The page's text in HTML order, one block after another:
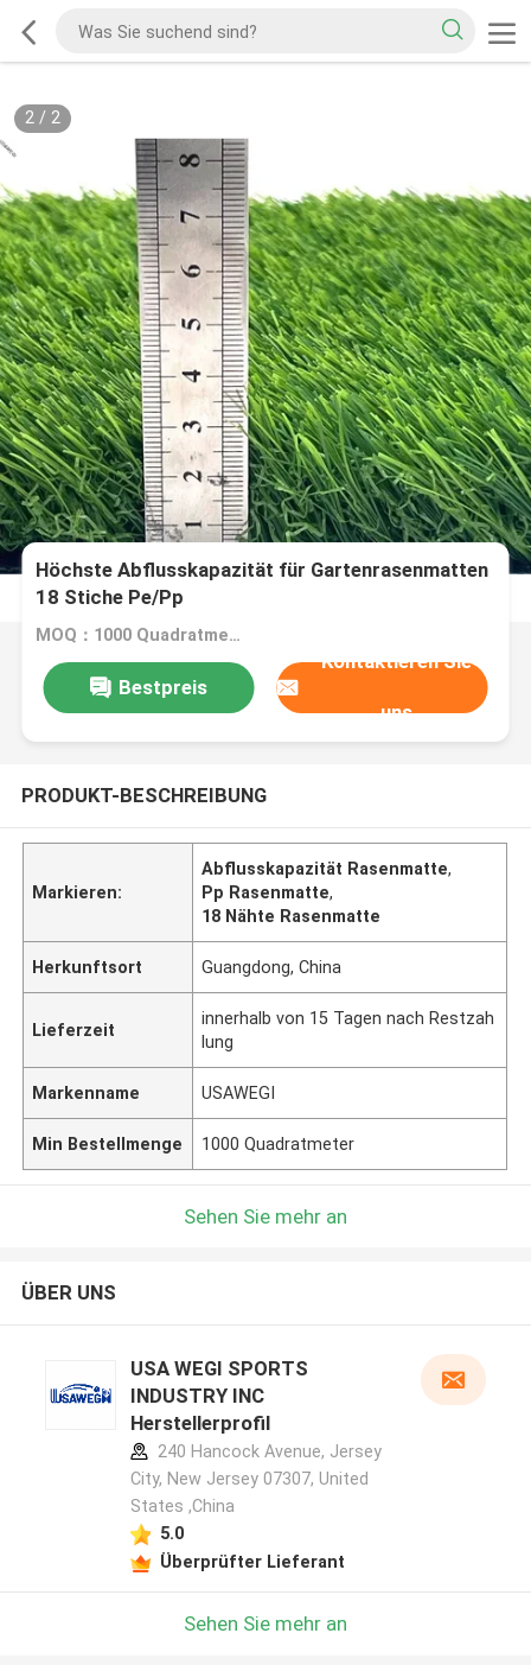
2/ 2
Höchste Abflusskapazität für Gartenrasenmatten
18 Stiche Pe/Pp
MOQ：1000 Quadratmeter
Bestpreis
Kontaktieren Sie
uns
PRODUKT-BESCHREIBUNG
Markieren:
Abflusskapazität Rasenmatte,
Pp Rasenmatte,
18 Nähte Rasenmatte
Herkunftsort Guangdong, China
Lieferzeit
innerhalb von 15 Tagen nach Restzah
lung
Markenname USAWEGI
Min Bestellmenge 1000 Quadratmeter
Sehen Sie mehr an
ÜBER UNS
USA WEGI SPORTS
INDUSTRY INC
Herstellerprofil
240 Hancock Avenue, Jersey
City, New Jersey 07307, United
States ,China
5.0
Überprüfter Lieferant
Sehen Sie mehr an